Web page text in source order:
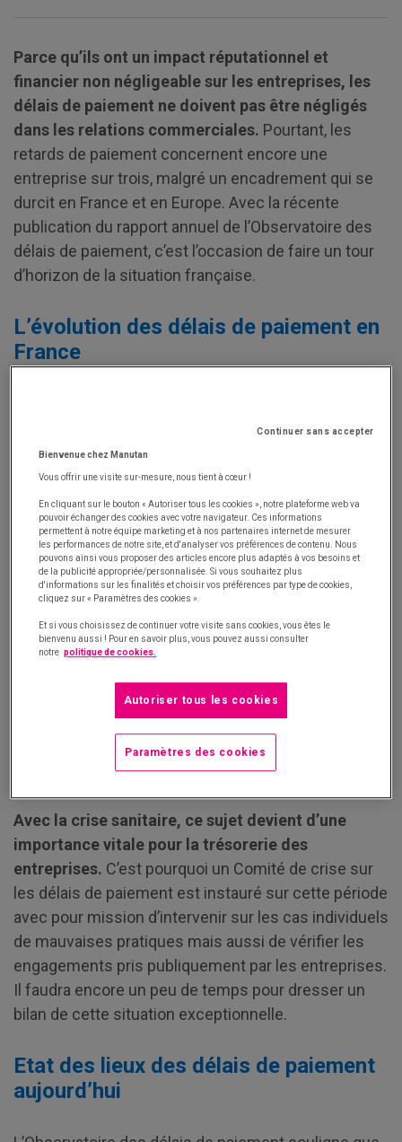
Parce qu’ils ont un impact réputationnel et
financier non négligeable sur les entreprises, les
délais de paiement ne doivent pas être négligés
dans les relations commerciales. Pourtant, les
retards de paiement concernent encore une
entreprise sur trois, malgré un encadrement qui se
durcit en France et en Europe. Avec la récente
publication du rapport annuel de l’Observatoire des
délais de paiement, c’est l’occasion de faire un tour
d’horizon de la situation française.
L’évolution des délais de paiement en
France
entre professionnels est fixé au 30ème jour suivant
la réception des marchandises ou l’exécution de la
prestation. Ce délai peut être étendu jusqu’à 60 jours
(ou 45 jours fin de mois) à compter de la date
d’émission de la facture, si précisé dans le contrat
entre les parties.
Historiquement, la France n’est pas un très bon élève
fournisseurs. Cela représente d’ailleurs la
cause de faillite des Très Petites Entreprises et
Petites et Moyennes Entreprises[1]. C’est pourquoi
le gouvernement a renforcé le cadre législatif à l’aide
de la la loi Sapin 2 avec notamment le rehaussement
du plafond maximal d’amende à 2 millions d’euros
Avec la crise sanitaire, ce sujet devient d’une
importance vitale pour la trésorerie des
entreprises. C’est pourquoi un Comité de crise sur
les délais de paiement est instauré sur cette période
avec pour mission d’intervenir sur les cas individuels
de mauvaises pratiques mais aussi de vérifier les
engagements pris publiquement par les entreprises.
Il faudra encore un peu de temps pour dresser un
bilan de cette situation exceptionnelle.
Etat des lieux des délais de paiement
aujourd’hui
Continuer sans accepter
Bienvenue chez Manutan
Vous offrir une visite sur-mesure, nous tient à cœur !
En cliquant sur le bouton « Autoriser tous les cookies », notre plateforme web va
pouvoir échanger des cookies avec votre navigateur. Ces informations
permettent à notre équipe marketing et à nos partenaires internet de mesurer
les performances de notre site, et d'analyser vos préférences de contenu. Nous
pouvons ainsi vous proposer des articles encore plus adaptés à vos besoins et
de la publicité appropriée/personnalisée. Si vous souhaitez plus
d'informations sur les finalités et choisir vos préférences par type de cookies,
cliquez sur « Paramètres des cookies ».
Et si vous choisissez de continuer votre visite sans cookies, vous êtes le
bienvenu aussi ! Pour en savoir plus, vous pouvez aussi consulter
notre politique de cookies.
Autoriser tous les cookies
Paramètres des cookies